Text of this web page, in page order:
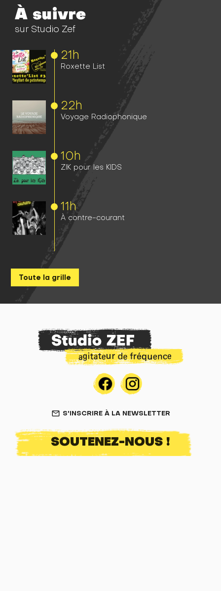
À suivre
sur Studio Zef
21h
Roxette List
22h
Voyage Radiophonique
10h
ZIK pour les KIDS
11h
À contre-courant
Toute la grille
mail_outline S'INSCRIRE À LA NEWSLETTER
SOUTENEZ-NOUS !